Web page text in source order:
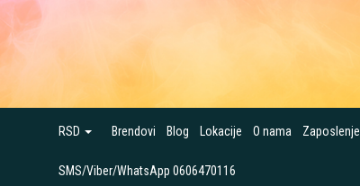
RSD Brendovi Blog Lokacije O nama Zaposlenje
SMS/Viber/WhatsApp 0606470116